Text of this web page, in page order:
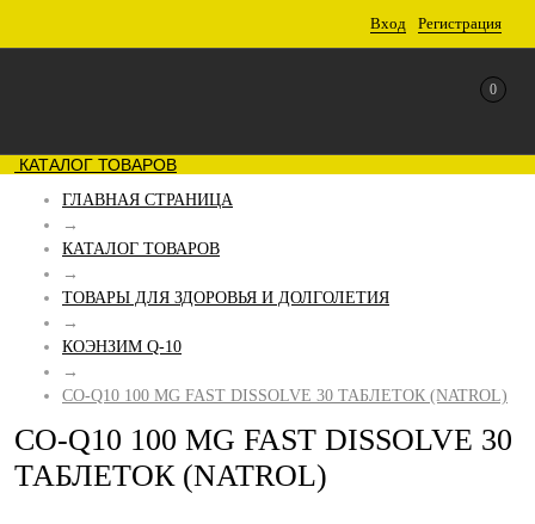
Вход Регистрация
0
КАТАЛОГ ТОВАРОВ
ГЛАВНАЯ СТРАНИЦА
→
КАТАЛОГ ТОВАРОВ
→
ТОВАРЫ ДЛЯ ЗДОРОВЬЯ И ДОЛГОЛЕТИЯ
→
КОЭНЗИМ Q-10
→
CO-Q10 100 MG FAST DISSOLVE 30 ТАБЛЕТОК (NATROL)
CO-Q10 100 MG FAST DISSOLVE 30
ТАБЛЕТОК (NATROL)